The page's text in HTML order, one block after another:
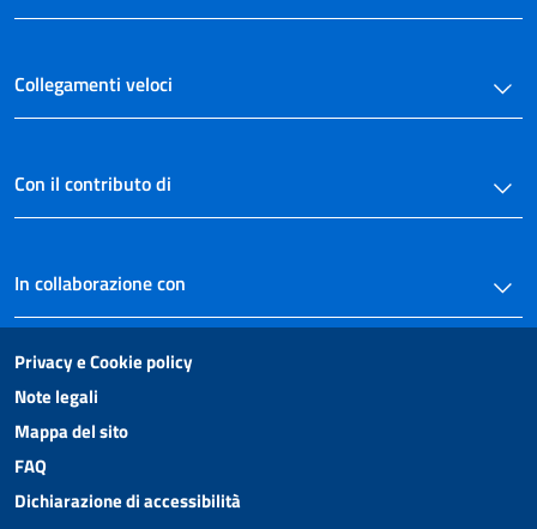
Collegamenti veloci
Con il contributo di
In collaborazione con
Privacy e Cookie policy
Note legali
Mappa del sito
FAQ
Dichiarazione di accessibilità